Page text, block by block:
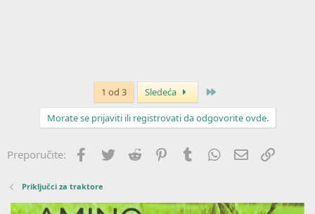
1 od 3 Sledeća
Morate se prijaviti ili registrovati da odgovorite ovde.
Preporučite: Facebook
Twitter Reddit PinterestTumblr WhatsApp
Imejl
Priključci za traktore